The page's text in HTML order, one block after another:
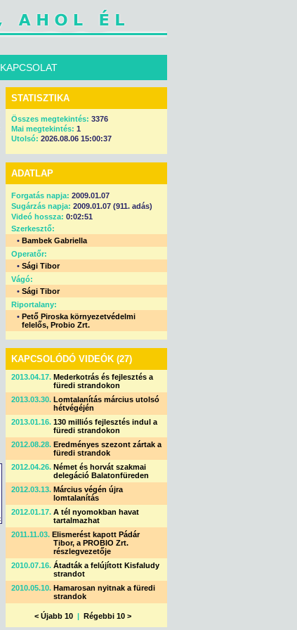
KAPCSOLAT
STATISZTIKA
Összes megtekintés: 3376
Mai megtekintés: 1
Utolsó: 2026.08.06 15:00:37
ADATLAP
Forgatás napja: 2009.01.07
Sugárzás napja: 2009.01.07 (911. adás)
Videó hossza: 0:02:51
Szerkesztő:
• Bambek Gabriella
Operatőr:
• Sági Tibor
Vágó:
• Sági Tibor
Riportalany:
• Pető Piroska környezetvédelmi
felelős, Probio Zrt.
KAPCSOLÓDÓ VIDEÓK (27)
2013.04.17. Mederkotrás és fejlesztés a
füredi strandokon
2013.03.30. Lomtalanítás március utolsó
hétvégéjén
2013.01.16. 130 milliós fejlesztés indul a
füredi strandokon
2012.08.28. Eredményes szezont zártak a
füredi strandok
2012.04.26. Német és horvát szakmai
delegáció Balatonfüreden
2012.03.13. Március végén újra
lomtalanítás
2012.01.17. A tél nyomokban havat
tartalmazhat
2011.11.03. Elismerést kapott Pádár
Tibor, a PROBIO Zrt.
részlegvezetője
2010.07.16. Átadták a felújított Kisfaludy
strandot
2010.05.10. Hamarosan nyitnak a füredi
strandok
< Újabb 10 | Régebbi 10 >